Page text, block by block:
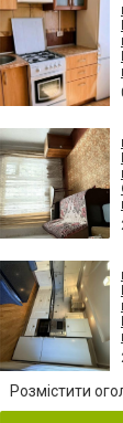
Розмістити